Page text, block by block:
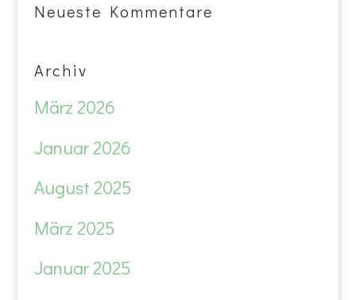
Neueste Kommentare
Archiv
März 2026
Januar 2026
August 2025
März 2025
Januar 2025